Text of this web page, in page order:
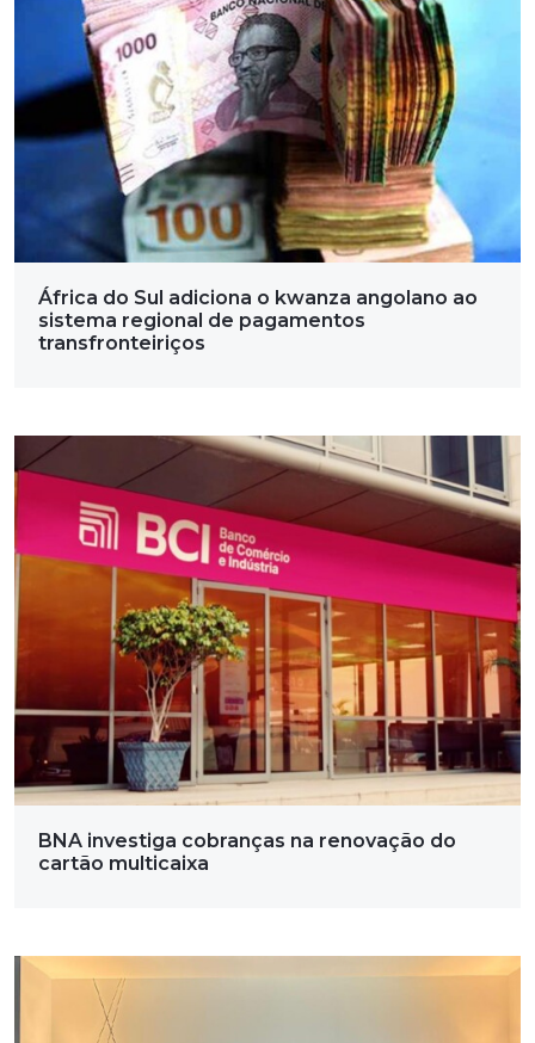
África do Sul adiciona o kwanza angolano ao
sistema regional de pagamentos
transfronteiriços
BNA investiga cobranças na renovação do
cartão multicaixa